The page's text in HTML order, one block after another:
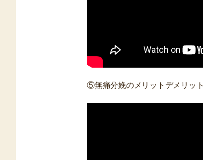
⑤無痛分娩のメリットデメリット